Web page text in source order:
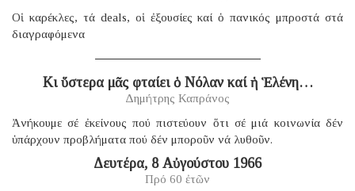
Οἱ καρέκλες, τά deals, οἱ ἐξουσίες καί ὁ πανικός μπροστά στά
διαγραφόμενα
Κι ὕστερα μᾶς φταίει ὁ Νόλαν καί ἡ Ἑλένη…
Δημήτρης Καπράνος
Ἀνήκουμε σέ ἐκείνους πού πιστεύουν ὅτι σέ μιά κοινωνία δέν
ὑπάρχουν προβλήματα πού δέν μποροῦν νά λυθοῦν.
Δευτέρα, 8 Αὐγούστου 1966
Πρό 60 ἐτῶν